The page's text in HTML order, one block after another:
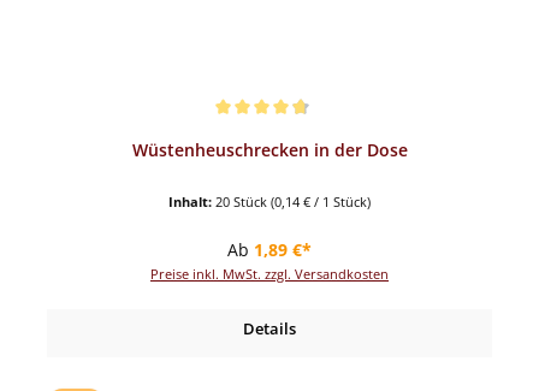
Wüstenheuschrecken in der Dose
Inhalt: 20 Stück (0,14 € / 1 Stück)
Regulärer Preis:
Ab 1,89 €*
Preise inkl. MwSt. zzgl. Versandkosten
Details